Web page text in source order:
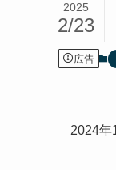
2025
2/23
広告
2024年